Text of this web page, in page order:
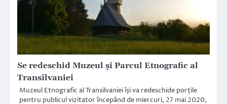
Se redeschid Muzeul și Parcul Etnografic al
Transilvaniei
Muzeul Etnografic al Transilvaniei își va redeschide porțile
pentru publicul vizitator începând de miercuri, 27 mai 2020,